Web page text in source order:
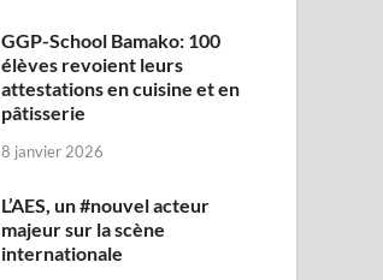
GGP-School Bamako: 100
élèves revoient leurs
attestations en cuisine et en
pâtisserie
8 janvier 2026
L’AES, un #nouvel acteur
majeur sur la scène
internationale